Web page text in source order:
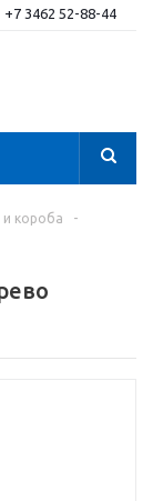
+7 3462 52-88-44
и короба
-